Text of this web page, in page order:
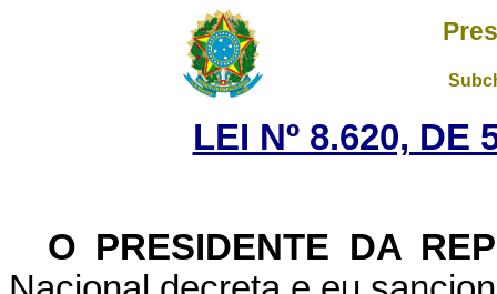
LEI Nº 8.620, DE
O PRESIDENTE DA